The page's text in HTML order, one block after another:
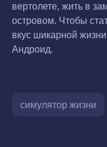
вертолете, жить в
островом. Чтобы
вкус шикарной
Андроид.
симулятор жизни